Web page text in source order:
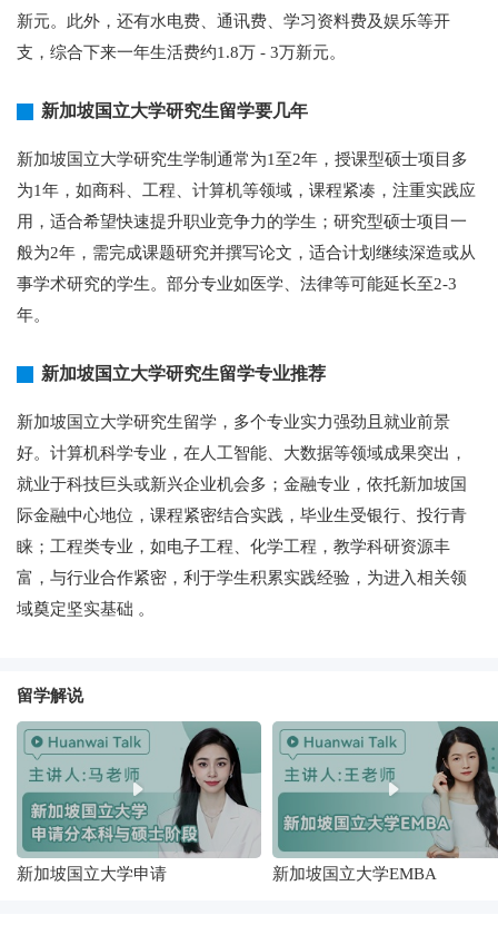
新元。此外，还有水电费、通讯费、学习资料费及娱乐等开
支，综合下来一年生活费约1.8万 - 3万新元。
新加坡国立大学研究生留学要几年
新加坡国立大学研究生学制通常为1至2年，授课型硕士项目多
为1年，如商科、工程、计算机等领域，课程紧凑，注重实践应
用，适合希望快速提升职业竞争力的学生；研究型硕士项目一
般为2年，需完成课题研究并撰写论文，适合计划继续深造或从
事学术研究的学生。部分专业如医学、法律等可能延长至2-3
年。
新加坡国立大学研究生留学专业推荐
新加坡国立大学研究生留学，多个专业实力强劲且就业前景
好。计算机科学专业，在人工智能、大数据等领域成果突出，
就业于科技巨头或新兴企业机会多；金融专业，依托新加坡国
际金融中心地位，课程紧密结合实践，毕业生受银行、投行青
睐；工程类专业，如电子工程、化学工程，教学科研资源丰
富，与行业合作紧密，利于学生积累实践经验，为进入相关领
域奠定坚实基础 。
留学解说
新加坡国立大学申请 新加坡国立大学EMBA